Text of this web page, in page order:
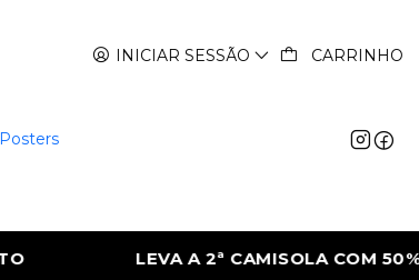
INICIAR SESSÃO CARRINHO
Posters
COM 50% DE DESCONTO LEVA